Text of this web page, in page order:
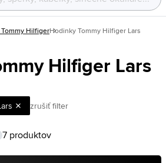
HilfigerHodinky Tommy Hilfiger Lars
Hilfiger Lars
zrušiť filter
7 produktov